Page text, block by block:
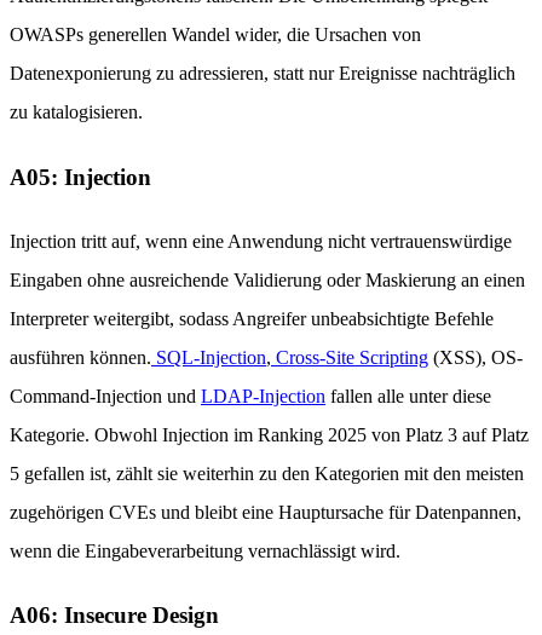
OWASPs generellen Wandel wider, die Ursachen von
Datenexponierung zu adressieren, statt nur Ereignisse nachträglich
zu katalogisieren.
A05: Injection
Injection tritt auf, wenn eine Anwendung nicht vertrauenswürdige
Eingaben ohne ausreichende Validierung oder Maskierung an einen
Interpreter weitergibt, sodass Angreifer unbeabsichtigte Befehle
ausführen können. SQL-Injection, Cross-Site Scripting (XSS), OS-
Command-Injection und LDAP-Injection fallen alle unter diese
Kategorie. Obwohl Injection im Ranking 2025 von Platz 3 auf Platz
5 gefallen ist, zählt sie weiterhin zu den Kategorien mit den meisten
zugehörigen CVEs und bleibt eine Hauptursache für Datenpannen,
wenn die Eingabeverarbeitung vernachlässigt wird.
A06: Insecure Design